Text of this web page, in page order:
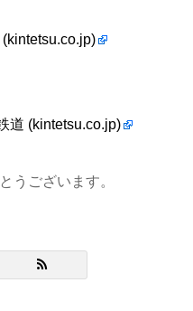
道 (kintetsu.co.jp)
うございます。